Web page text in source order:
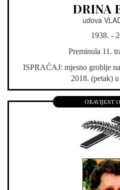
DRINA
udova
1938. -
Preminula 11.
ISPRAĆAJ: mjesno groblje
2018. (petak)
Obavijest